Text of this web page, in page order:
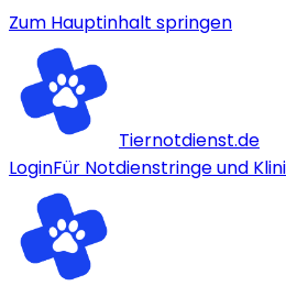
Zum Hauptinhalt springen
Tiernotdienst.de
LoginFür Notdienstringe und